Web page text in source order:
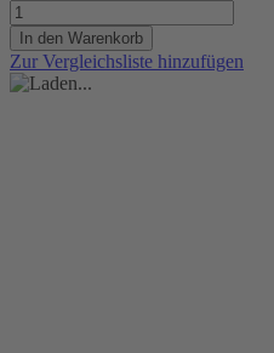
In den Warenkorb
Zur Vergleichsliste hinzufügen